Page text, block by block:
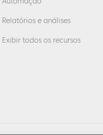
Relatórios e análises
Exibir todos os recursos